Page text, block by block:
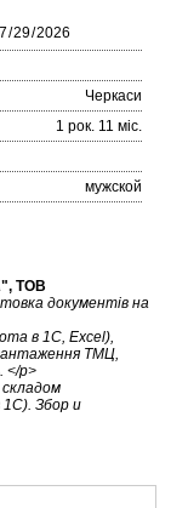
Черкаси
1 рок. 11 міc.
мужской
ТОВ
документів на
в 1С, Excel),
ТМЦ,
</p>
складом
Збор и